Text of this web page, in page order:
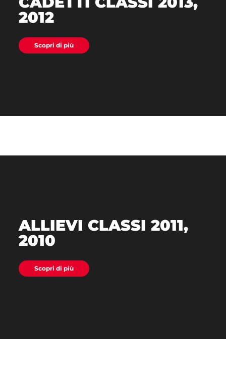
2012
Scopri di più
ALLIEVI CLASSI 2011,
2010
Scopri di più